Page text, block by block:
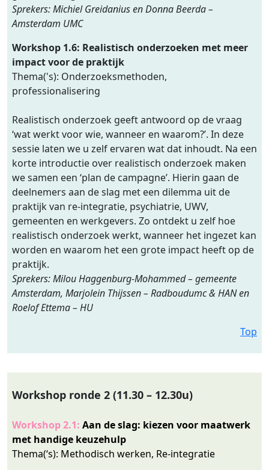
Sprekers: Michiel Greidanius en Donna Beerda –
Amsterdam UMC
Workshop 1.6: Realistisch onderzoeken met meer
impact voor de praktijk
Thema('s): Onderzoeksmethoden,
professionalisering
Realistisch onderzoek geeft antwoord op de vraag
‘wat werkt voor wie, wanneer en waarom?’. In deze
sessie laten we u zelf ervaren wat dat inhoudt. Na een
korte introductie over realistisch onderzoek maken
we samen een ‘plan de campagne’. Hierin gaan de
deelnemers aan de slag met een dilemma uit de
praktijk van re-integratie, psychiatrie, UWV,
gemeenten en werkgevers. Zo ontdekt u zelf hoe
realistisch onderzoek werkt, wanneer het ingezet kan
worden en waarom het een grote impact heeft op de
praktijk.
Sprekers: Milou Haggenburg-Mohammed – gemeente
Amsterdam, Marjolein Thijssen – Radboudumc & HAN en
Roelof Ettema – HU
Top
Workshop ronde 2 (11.30 – 12.30u)
Workshop 2.1: Aan de slag: kiezen voor maatwerk
met handige keuzehulp
Thema(‘s): Methodisch werken, Re-integratie